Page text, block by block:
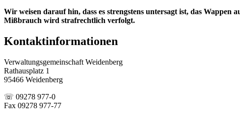
Wir weisen darauf hin, dass es strengstens untersagt ist, das Wappen
Mißbrauch wird strafrechtlich verfolgt.
Kontaktinformationen
Verwaltungsgemeinschaft Weidenberg
Rathausplatz 1
95466 Weidenberg
☏ 09278 977-0
Fax 09278 977-77